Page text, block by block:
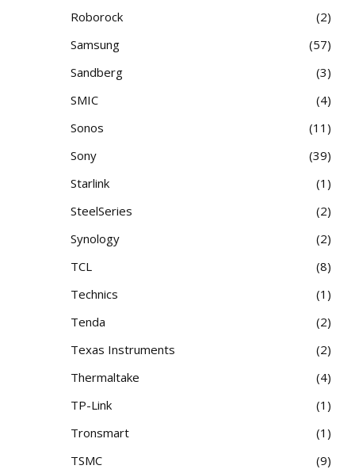
Roborock
2
Samsung
57
Sandberg
3
SMIC
4
Sonos
11
Sony
39
Starlink
1
SteelSeries
2
Synology
2
TCL
8
Technics
1
Tenda
2
Texas Instruments
2
Thermaltake
4
TP-Link
1
Tronsmart
1
TSMC
9